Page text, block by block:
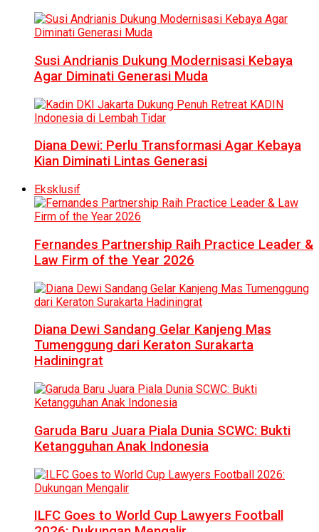
Susi Andrianis Dukung Modernisasi Kebaya
Agar Diminati Generasi Muda
Diana Dewi: Perlu Transformasi Agar Kebaya
Kian Diminati Lintas Generasi
Eksklusif
Fernandes Partnership Raih Practice Leader &
Law Firm of the Year 2026
Diana Dewi Sandang Gelar Kanjeng Mas
Tumenggung dari Keraton Surakarta
Hadiningrat
Garuda Baru Juara Piala Dunia SCWC: Bukti
Ketangguhan Anak Indonesia
ILFC Goes to World Cup Lawyers Football